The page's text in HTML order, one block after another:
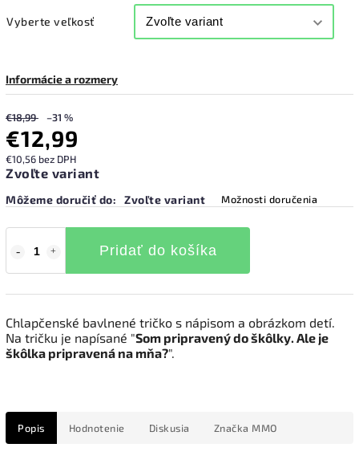
Vyberte veľkosť
Informácie a rozmery
€18,99 –31 %
€12,99
€10,56 bez DPH
Zvoľte variant
Môžeme doručiť do: Zvoľte variant Možnosti doručenia
Pridať do košíka
Chlapčenské bavlnené tričko s nápisom a obrázkom detí.
Na tričku je napísané "Som pripravený do škôlky. Ale je
škôlka pripravená na mňa?".
Popis Hodnotenie Diskusia Značka MMO